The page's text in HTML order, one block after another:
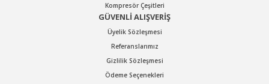
Kompresör Çeşitleri
GÜVENLİ ALIŞVERİŞ
Üyelik Sözleşmesi
Referanslarımız
Gizlilik Sözleşmesi
Ödeme Seçenekleri